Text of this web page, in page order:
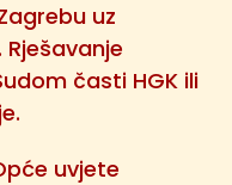
uz
časti HGK ili
uvjete